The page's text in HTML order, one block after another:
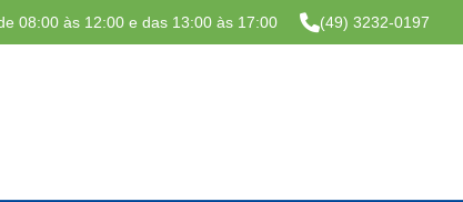
08:00 às 12:00 e das 13:00 às 17:00 (49) 3232-0197